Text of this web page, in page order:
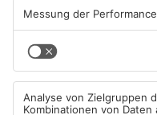
Gute Nachrichten für
im Main-Kinzig-Kreis und